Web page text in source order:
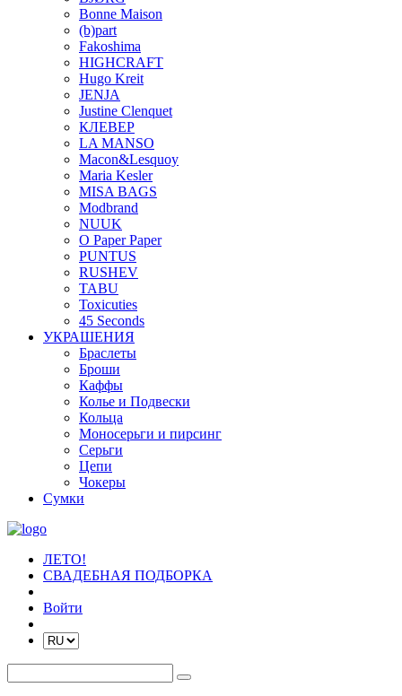
Bonne Maison
(b)part
Fakoshima
HIGHCRAFT
Hugo Kreit
JENJA
Justine Clenquet
КЛЕВЕР
LA MANSO
Macon&Lesquoy
Maria Kesler
MISA BAGS
Modbrand
NUUK
O Paper Paper
PUNTUS
RUSHEV
TABU
Toxicuties
45 Seconds
УКРАШЕНИЯ
Браслеты
Броши
Каффы
Колье и Подвески
Кольца
Моносерьги и пирсинг
Серьги
Цепи
Чокеры
Сумки
ЛЕТО!
СВАДЕБНАЯ ПОДБОРКА
Войти